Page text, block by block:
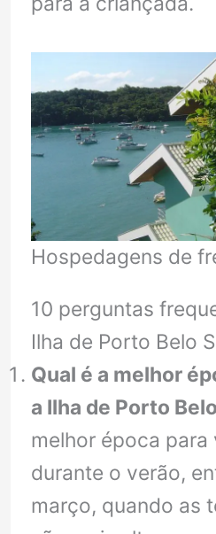
Hospedagens de
10 perguntas
Ilha de Porto Belo
Qual é a melhor
a Ilha de Porto
melhor época para
durante o verão,
março, quando as